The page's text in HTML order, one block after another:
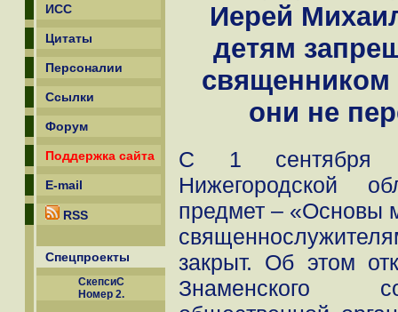
ИСС
Цитаты
Персоналии
Ссылки
Форум
Поддержка сайта
E-mail
RSS
Спецпроекты
СкепсиС
Номер 2.
Иерей
детям
священником
они не
С 1 сентября
Нижегородской
предмет – «Основы
закрыт. Об этом
Знаменского